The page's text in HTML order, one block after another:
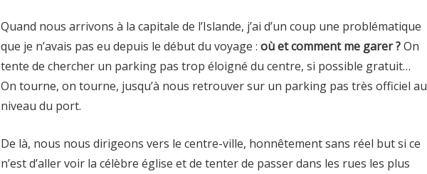
Quand nous arrivons à la capitale de l’Islande, j’ai d’un coup une problématique
que je n’avais pas eu depuis le début du voyage : où et comment me garer ?On
tente de chercher un parking pas trop éloigné du centre, si possible gratuit…
On tourne, on tourne, jusqu’à nous retrouver sur un parking pas très officiel au
niveau du port.
De là, nous nous dirigeons vers le centre-ville, honnêtement sans réel but si ce
n’est d’aller voir la célèbre église et de tenter de passer dans les rues les plus